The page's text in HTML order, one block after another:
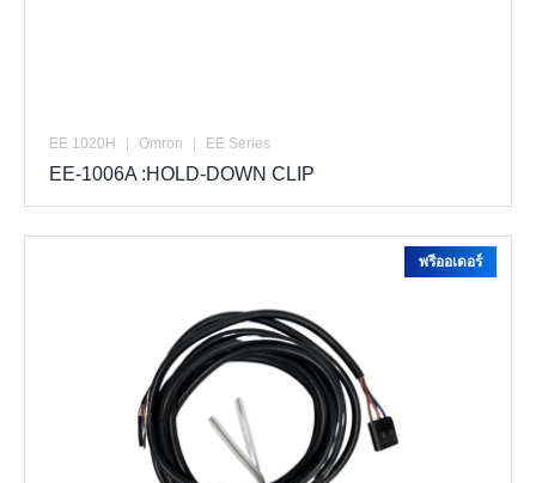
EE 1020H Omron EE Series
EE-1006A :HOLD-DOWN CLIP
พรีออเดอร์